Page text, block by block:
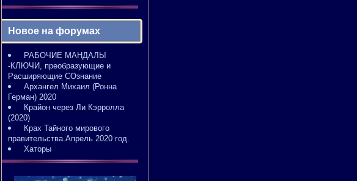
Новое на форумах
РАБОЧИЕ МАНДАЛЫ
-КЛЮЧИ, преобразующие и
Расширяющие СОзнание
Архангел Михаил (Ронна
Герман) 2020
Крайон через Ли Кэрролла
(2020)
Крах Тайного мирового
правительства.Апрель 2020 год.
Хаторы